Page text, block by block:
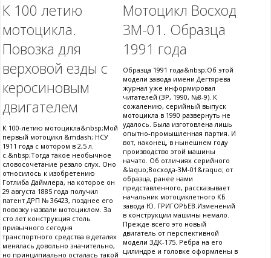
К 100 летию
мотоцикла.
Повозка для
верховой езды с
керосиновым
двигателем
К 100-летию мотоцикла&nbsp;Мой
первый мотоцикл &mdash; НСУ
1911 года с мотором в 2,5 л.
с.&nbsp;Тогда такое необычное
словосочетание резало слух. Оно
относилось к изобретению
Готлиба Даймлера, на которое он
29 августа 1885 года получил
патент ДРП № 36423, позднее его
повозку назвали мотоциклом. За
сто лет конструкция столь
привычного сегодня
транспортного средства в деталях
менялась довольно значительно,
но принципиально осталась такой
Мотоцикл Восход
3М-01. Образца
1991 года
Образца 1991 года&nbsp;Об этой
модели завода имени Дегтярева
журнал уже информировал
читателей (ЗР, 1990, №8-9). К
сожалению, серийный выпуск
мотоцикла в 1990 развернуть не
удалось. Была изготовлена лишь
опытно-промышленная партия. И
вот, наконец, в нынешнем году
производство этой машины
начато. Об отличиях серийного
&laquo;Восхода-3М-01&raquo; от
образца, ранее нами
представленного, рассказывает
начальник мотоциклетного КБ
завода Ю. ГРИГОРЬЕВ.Изменений
в конструкции машины немало.
Прежде всего это новый
двигатель от перспективной
модели ЗДК-175. Ребра на его
цилиндре и головке оформлены в